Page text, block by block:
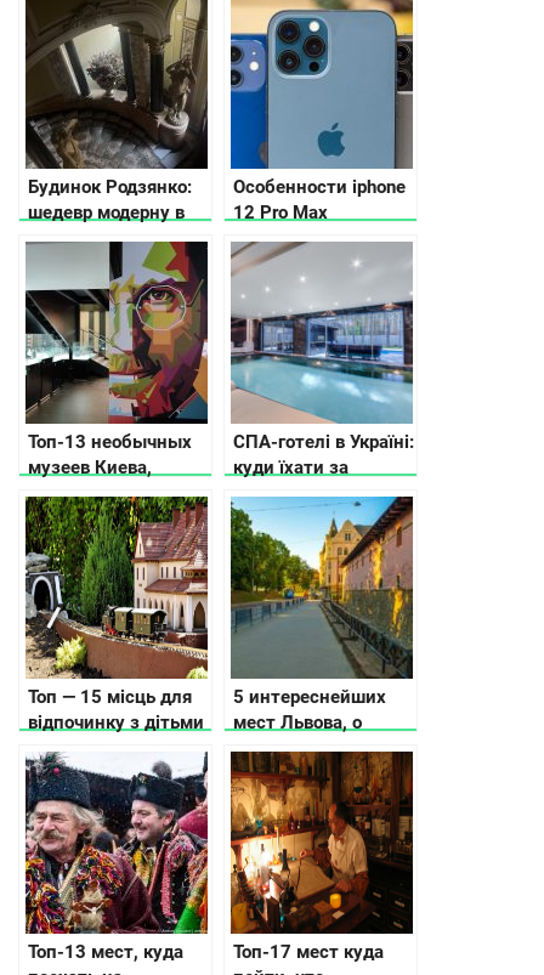
Будинок Родзянко:
шедевр модерну в
центрі Києва
Особенности iphone
12 Pro Max
Топ-13 необычных
музеев Киева,
которые вас удивят
СПА-готелі в Україні:
куди їхати за
релаксом
Топ — 15 місць для
відпочинку з дітьми
в Карпатах, куди
піти, що подивитись
5 интереснейших
мест Львова, о
которых не
расскажут
путеводители
Топ-13 мест, куда
Топ-17 мест куда